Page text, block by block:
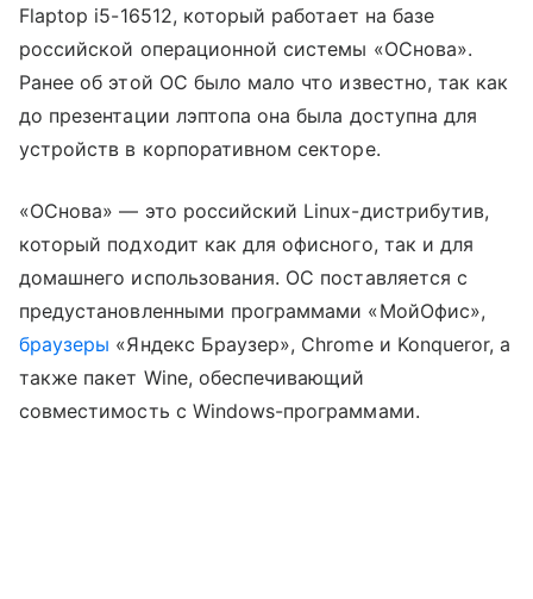
Flaptop i5-16512, который работает на базе
российской операционной системы «ОСнова».
Ранее об этой ОС было мало что известно, так как
до презентации лэптопа она была доступна для
устройств в корпоративном секторе.
«ОСнова» — это российский Linux-дистрибутив,
который подходит как для офисного, так и для
домашнего использования. ОС поставляется с
предустановленными программами «МойОфис»,
браузеры «Яндекс Браузер», Chrome и Konqueror, а
также пакет Wine, обеспечивающий
совместимость с Windows-программами.